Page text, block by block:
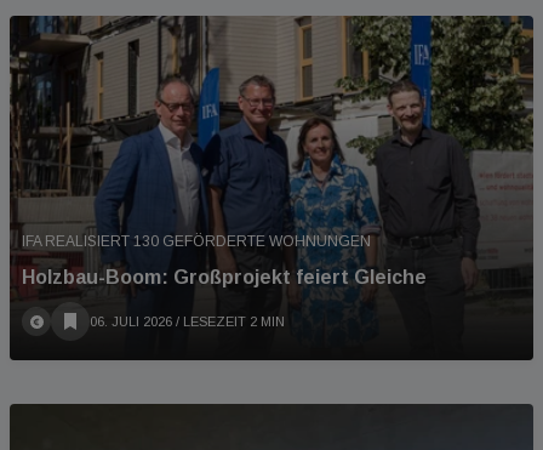
IFA REALISIERT 130 GEFÖRDERTE WOHNUNGEN
Holzbau-Boom: Großprojekt feiert Gleiche
06. JULI 2026 / LESEZEIT 2 MIN